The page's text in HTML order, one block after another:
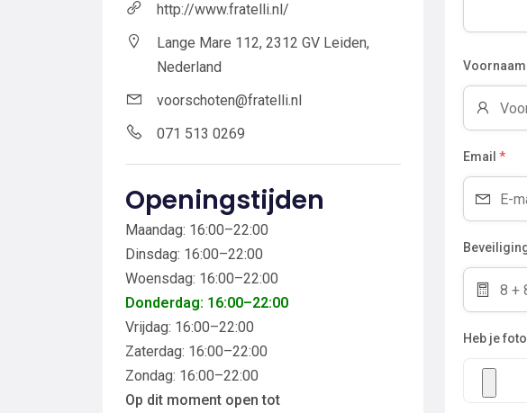
http://www.fratelli.nl/
Lange Mare 112, 2312 GV Leiden,
Nederland
voorschoten@fratelli.nl
071 513 0269
Openingstijden
Maandag: 16:00–22:00
Dinsdag: 16:00–22:00
Woensdag: 16:00–22:00
Donderdag: 16:00–22:00
Vrijdag: 16:00–22:00
Zaterdag: 16:00–22:00
Zondag: 16:00–22:00
Op dit moment open tot
Voornaam
Email *
Heb je